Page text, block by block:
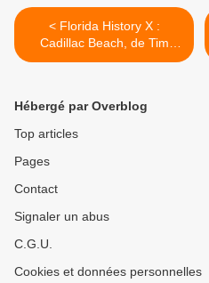
< Florida History X :
Cadillac Beach, de Tim
Dorsey
Hébergé par Overblog
Top articles
Pages
Contact
Signaler un abus
C.G.U.
Cookies et données personnelles